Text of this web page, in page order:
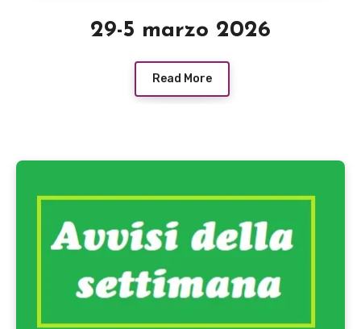
29-5 marzo 2026
Read More